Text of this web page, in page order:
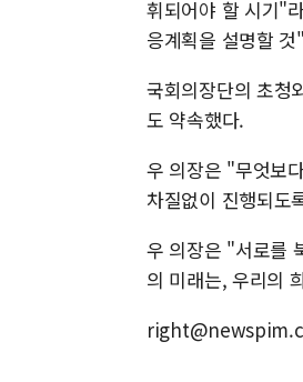
휘되어야 할 시기"
응계획을 설명할
국회의장단의 초청
도 약속했다.
우 의장은 "무엇보
차질없이 진행되도
우 의장은 "서로를
의 미래는, 우리의